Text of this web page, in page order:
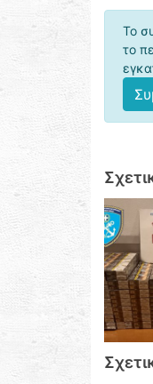
Το
το